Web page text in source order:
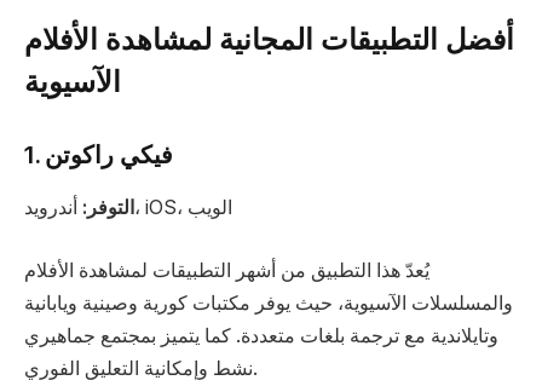
أفضل التطبيقات المجانية لمشاهدة الأفلام
الآسيوية
1. فيكي راكوتن
التوفر: أندرويد، iOS، الويب
يُعدّ هذا التطبيق من أشهر التطبيقات لمشاهدة الأفلام
والمسلسلات الآسيوية، حيث يوفر مكتبات كورية وصينية ويابانية
وتايلاندية مع ترجمة بلغات متعددة. كما يتميز بمجتمع جماهيري
نشط وإمكانية التعليق الفوري.